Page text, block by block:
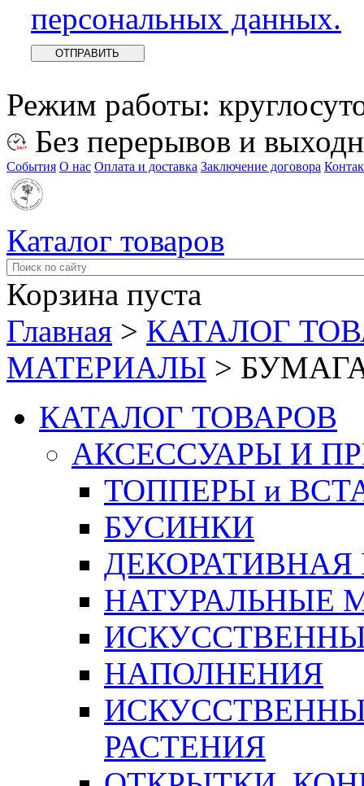
персональных данных.
Режим работы:
Без перерывов и
События О нас Оплата и доставка Заключение договора
Каталог товаров
Корзина пуста
Главная > КАТАЛОГ
МАТЕРИАЛЫ >
КАТАЛОГ ТОВАРОВ
АКСЕССУАРЫ И
ТОППЕРЫ и
БУСИНКИ
ДЕКОРАТИВНАЯ
НАТУРАЛЬНЫЕ
НАПОЛНЕНИЯ
РАСТЕНИЯ